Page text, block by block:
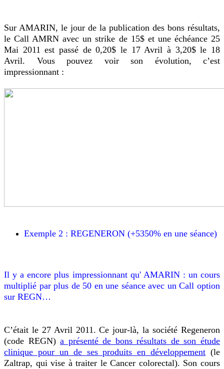
Sur AMARIN, le jour de la publication des bons résultats,
le Call AMRN avec un strike de 15$ et une échéance 25
Mai 2011 est passé de 0,20$ le 17 Avril à 3,20$ le 18
Avril. Vous pouvez voir son évolution, c’est
impressionnant :
Exemple 2 : REGENERON (+5350% en une séance)
Il y a encore plus impressionnant qu' AMARIN : un cours
multiplié par plus de 50 en une séance avec un Call option
sur REGN…
C’était le 27 Avril 2011. Ce jour-là, la société Regeneron
(code REGN)a présenté de bons résultats de son étude
clinique pour un de ses produits en développement (le
Zaltrap, qui vise à traiter le Cancer colorectal). Son cours